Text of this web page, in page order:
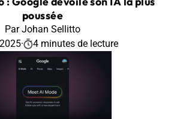
poussée
Par Johan Sellitto
· 4 minutes de lecture